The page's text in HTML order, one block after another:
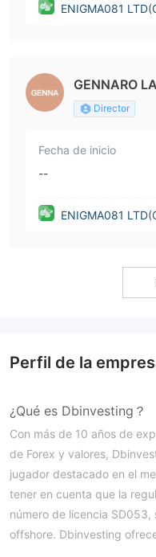
ENIGMA081
GENNARO
Director
Fecha de inicio
--
ENIGMA081
Perfil de la
¿Qué es Dbinvesting？
Con más de 10 años de
de Forex y valores,
jugador destacado en el
tener en cuenta que la
número de licencia
offshore. Dbinvesting